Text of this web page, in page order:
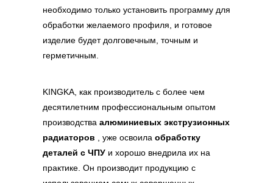
необходимо только установить программу для
обработки желаемого профиля, и готовое
изделие будет долговечным, точным и
герметичным.
KINGKA, как производитель с более чем
десятилетним профессиональным опытом
производства алюминиевых экструзионных
радиаторов , уже освоила обработку
деталей с ЧПУ и хорошо внедрила их на
практике. Он производит продукцию с